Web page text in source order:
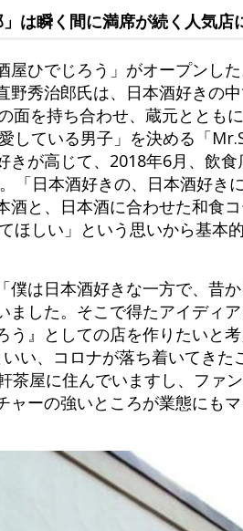
は瞬く間に満席が続く人気店
ひでじろう」がオープンした
秀治郎氏は、日本酒好きの中
面を持ち合わせ、蔵元ととも
している男子」を決める「
が高じて、2018年6月、飲
「日本酒好きの、日本酒好き
と、日本酒に合わせた和食
ほしい」という思いから基本
は日本酒好きな一方で、昔
した。そこで得たアイディ
』としての店を作りたいと
い、コロナが落ち着いてきた
茶屋に住んでいますし、ファ
ーの強いところが業態にも